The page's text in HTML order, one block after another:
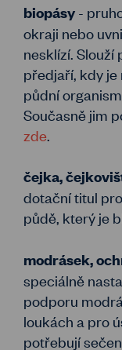
biopásy -
okraji nebo
nesklízí. Slouží
předjaří, kdy
půdní
Současně jim
zde
čejka,
dotační titul
půdě, který je
modrásek,
speciálně
podporu
loukách a pro
potřebují